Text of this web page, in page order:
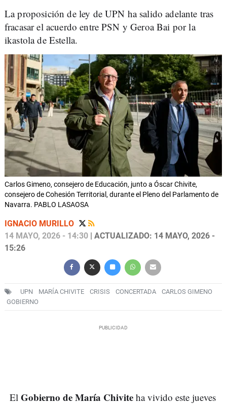
La proposición de ley de UPN ha salido adelante tras
fracasar el acuerdo entre PSN y Geroa Bai por la
ikastola de Estella.
Carlos Gimeno, consejero de Educación, junto a Óscar Chivite,
consejero de Cohesión Territorial, durante el Pleno del Parlamento de
Navarra. PABLO LASAOSA
IGNACIO MURILLO
14 MAYO, 2026 - 14:30 | ACTUALIZADO: 14 MAYO, 2026 -
15:26
UPN MARÍA CHIVITE CRISIS CONCERTADA
CARLOS GIMENO
GOBIERNO
El Gobierno de María Chivite ha vivido este jueves